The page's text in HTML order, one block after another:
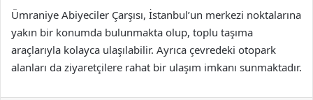
Ümraniye Abiyeciler Çarşısı, İstanbul’un merkezi noktalarına
yakın bir konumda bulunmakta olup, toplu taşıma
araçlarıyla kolayca ulaşılabilir. Ayrıca çevredeki otopark
alanları da ziyaretçilere rahat bir ulaşım imkanı sunmaktadır.